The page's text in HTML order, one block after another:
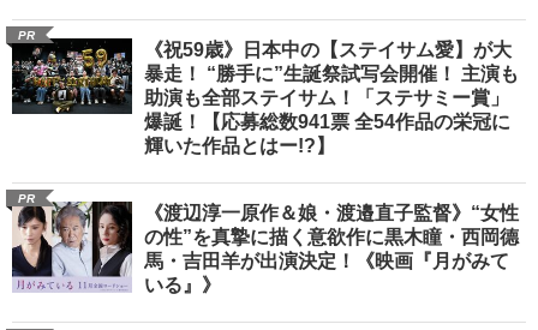
PR
《祝59歳》日本中の【ステイサム愛】が大
暴走！ “勝手に”生誕祭試写会開催！ 主演も
助演も全部ステイサム！「ステサミー賞」
爆誕！【応募総数941票 全54作品の栄冠に
輝いた作品とはー!?】
PR
《渡辺淳一原作＆娘・渡邉直子監督》“女性
の性”を真摯に描く意欲作に黒木瞳・西岡德
馬・吉田羊が出演決定！《映画『月がみて
いる』》